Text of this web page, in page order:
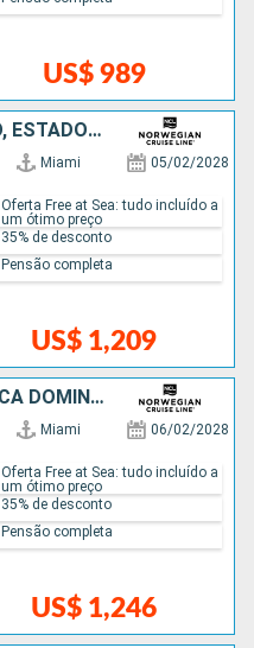
US$ 989
HONDURAS, BELIZE, MÉXICO, ESTADOS UNIDOS
Miami 05/02/2028
US$ 1,209
Oferta Free at Sea: tudo incluído a
um ótimo preço
35% de desconto
Pensão completa
ESTADOS UNIDOS, REPUBLICA DOMINICANA, BAHAMAS
Miami 06/02/2028
US$ 1,246
Oferta Free at Sea: tudo incluído a
um ótimo preço
35% de desconto
Pensão completa